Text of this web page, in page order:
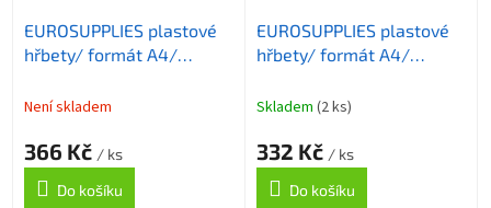
EUROSUPPLIES plastové
hřbety/ formát A4/
Není skladem
366 Kč / ks
Do košíku
EUROSUPPLIES plastové
hřbety/ formát A4/
Skladem (2 ks)
332 Kč / ks
Do košíku